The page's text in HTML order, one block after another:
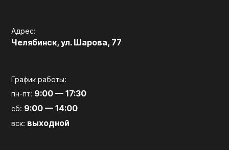
Адрес:
Челябинск, ул. Шарова, 77
График работы:
пн-пт: 9:00 — 17:30
сб: 9:00 — 14:00
вск: выходной